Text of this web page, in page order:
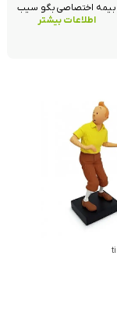
بیمه اختصاصی بگو سیب
اطلاعات بیشتر